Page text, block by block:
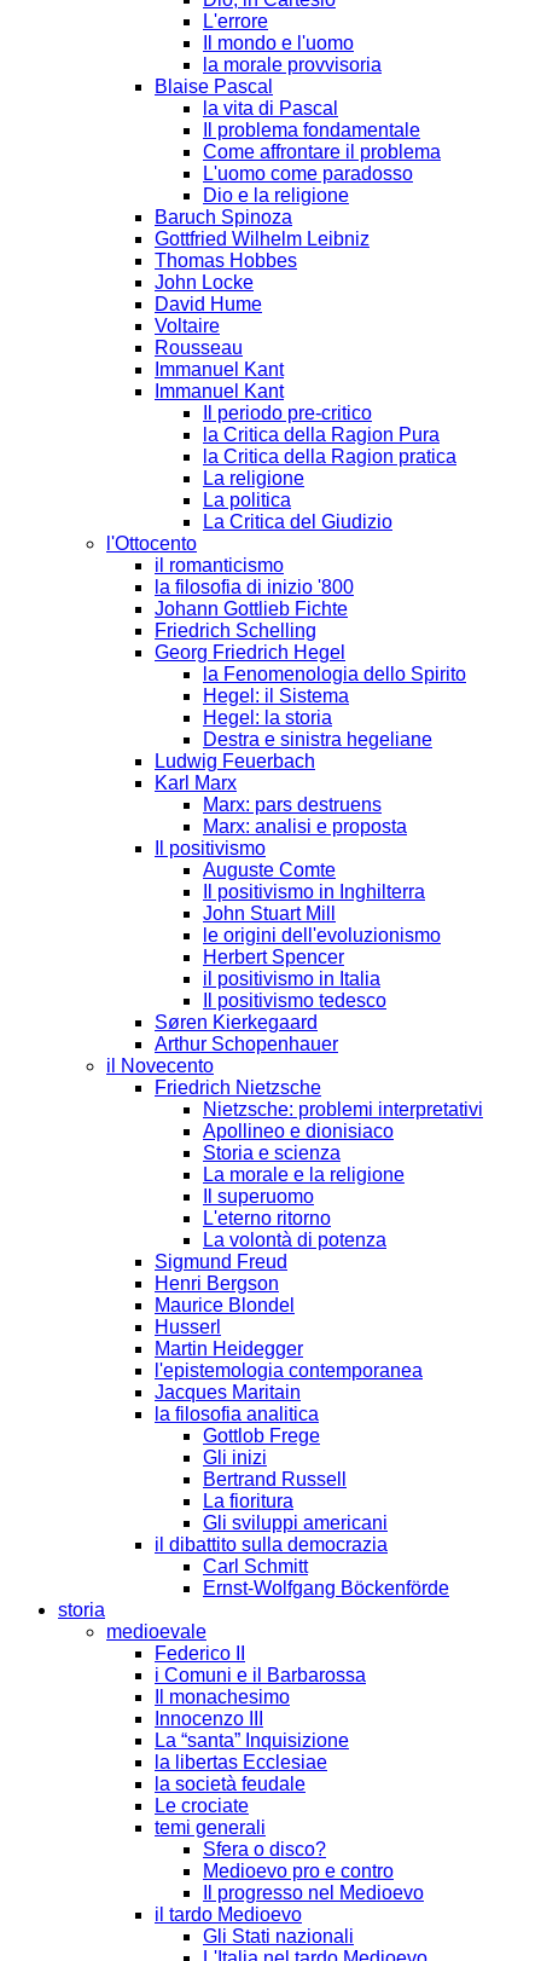
L'errore
Il mondo e l'uomo
la morale provvisoria
Blaise Pascal
la vita di Pascal
Il problema fondamentale
Come affrontare il problema
L'uomo come paradosso
Dio e la religione
Baruch Spinoza
Gottfried Wilhelm Leibniz
Thomas Hobbes
John Locke
David Hume
Voltaire
Rousseau
Immanuel Kant
Immanuel Kant
Il periodo pre-critico
la Critica della Ragion Pura
la Critica della Ragion pratica
La religione
La politica
La Critica del Giudizio
l'Ottocento
il romanticismo
la filosofia di inizio '800
Johann Gottlieb Fichte
Friedrich Schelling
Georg Friedrich Hegel
la Fenomenologia dello Spirito
Hegel: il Sistema
Hegel: la storia
Destra e sinistra hegeliane
Ludwig Feuerbach
Karl Marx
Marx: pars destruens
Marx: analisi e proposta
Il positivismo
Auguste Comte
Il positivismo in Inghilterra
John Stuart Mill
le origini dell'evoluzionismo
Herbert Spencer
il positivismo in Italia
Il positivismo tedesco
Søren Kierkegaard
Arthur Schopenhauer
il Novecento
Friedrich Nietzsche
Nietzsche: problemi interpretativi
Apollineo e dionisiaco
Storia e scienza
La morale e la religione
Il superuomo
L'eterno ritorno
La volontà di potenza
Sigmund Freud
Henri Bergson
Maurice Blondel
Husserl
Martin Heidegger
l'epistemologia contemporanea
Jacques Maritain
la filosofia analitica
Gottlob Frege
Gli inizi
Bertrand Russell
La fioritura
Gli sviluppi americani
il dibattito sulla democrazia
Carl Schmitt
Ernst-Wolfgang Böckenförde
storia
medioevale
Federico II
i Comuni e il Barbarossa
Il monachesimo
Innocenzo III
La “santa” Inquisizione
la libertas Ecclesiae
la società feudale
Le crociate
temi generali
Sfera o disco?
Medioevo pro e contro
Il progresso nel Medioevo
il tardo Medioevo
Gli Stati nazionali